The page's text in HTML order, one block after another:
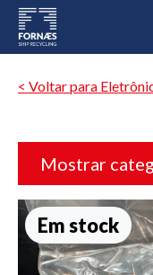
< Voltar para
Mostrar
Em stock